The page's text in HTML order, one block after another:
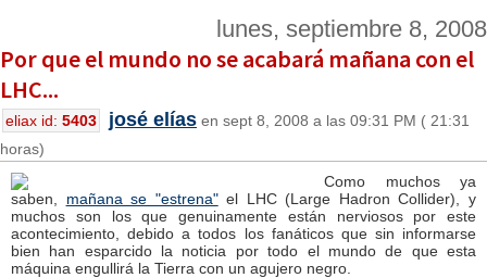
lunes, septiembre 8, 2008
Por que el mundo no se acabará mañana con el
LHC...
eliax id: 5403 josé elías en sept 8, 2008 a las 09:31 PM ( 21:31
horas)
Como muchos ya
saben, mañana se "estrena"el LHC (Large Hadron Collider), y
muchos son los que genuinamente están nerviosos por este
acontecimiento, debido a todos los fanáticos que sin informarse
bien han esparcido la noticia por todo el mundo de que esta
máquina engullirá la Tierra con un agujero negro.